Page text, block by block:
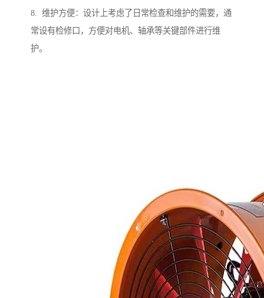
8. 维护方便：设计上考虑了日常检查和维护的需要，通
常设有检修口，方便对电机、轴承等关键部件进行维
护。